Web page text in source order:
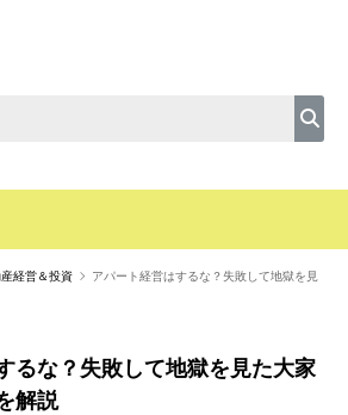
経営＆投資
アパート経営はするな？失敗して地獄を見
るな？失敗して地獄を見た大家
解説